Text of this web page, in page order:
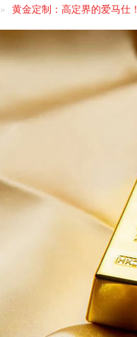
黄金定制：高定界的爱马仕！